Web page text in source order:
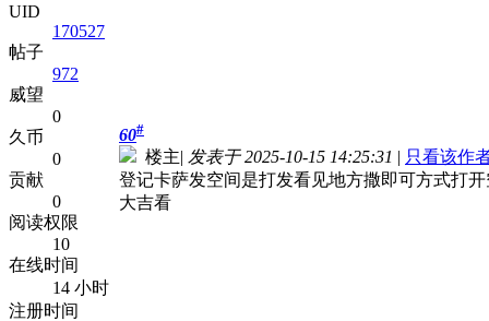
UID
170527
帖子
972
威望
0
久币
0
贡献
0
阅读权限
10
在线时间
14 小时
注册时间
60#
楼主| 发表于 2025-10-15 14:25:31 | 只看该作
登记卡萨发空间是打发看见地方撒即可方式打
大吉看